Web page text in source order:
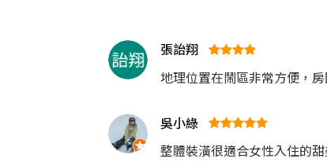
張詒翔
地理位置在鬧區非常方便，
吳小綠
整體裝潢很適合女性入住的